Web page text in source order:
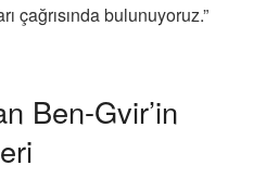
çağrısında bulunuyoruz.”
Ben-Gvir’in